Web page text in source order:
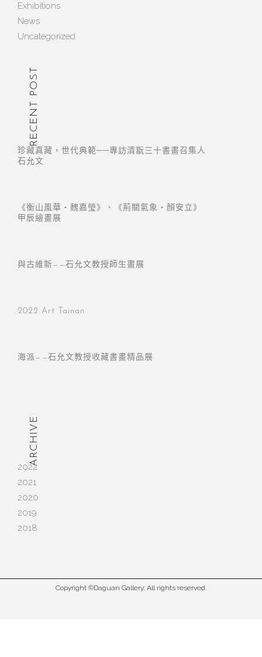
Exhibitions
News
Uncategorized
RECENT POST
珍藏真藏，世代典範──專訪清翫三十書畫召集人
石允文
《衡山風華・魏嘉瑩》、《荊關氣象・顏安立》
甲辰繪畫展
與古維新——石允文教授師生畫展
2022 Art Tainan
海派——石允文教授收藏書畫精品展
ARCHIVE
2022
2021
2020
2019
2018
Copyright ©Daguan Gallery; All rights reserved.